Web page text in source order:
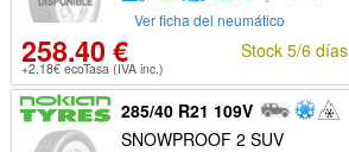
Ver ficha del neumático
258.40 €
+2.18€ ecoTasa (IVA inc.)
Stock 5/6 días
285/40 R21 109V
SNOWPROOF 2 SUV